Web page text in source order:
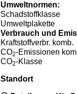
Umweltnormen:
Schadstoffklasse
Umweltplakette
Verbrauch und
Kraftstoffverbr. komb.
CO2-Emissionen
CO2-Klasse
Standort